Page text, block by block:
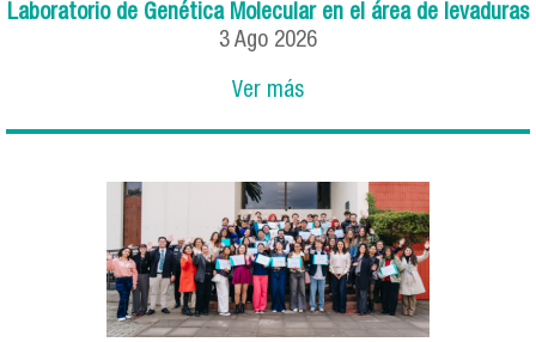
Laboratorio de Genética Molecular en el área de levaduras
3 Ago 2026
Ver más